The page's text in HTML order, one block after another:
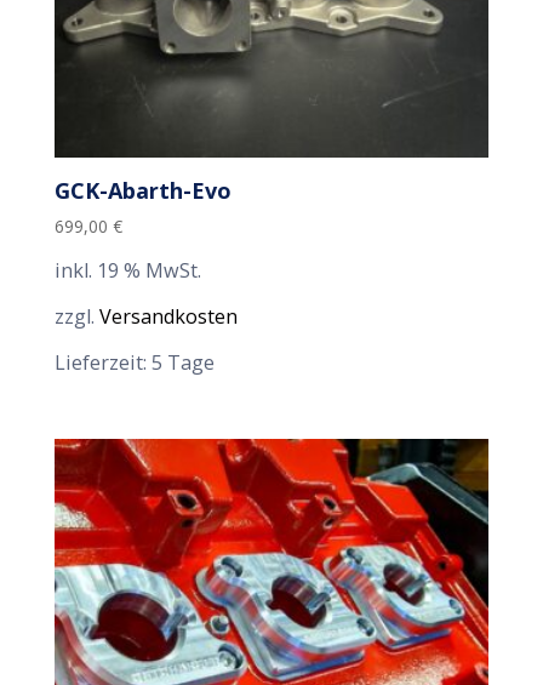
GCK-Abarth-Evo
699,00 €
inkl. 19 % MwSt.
zzgl. Versandkosten
Lieferzeit: 5 Tage